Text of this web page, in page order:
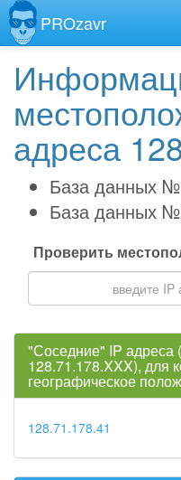
PROzavr
адреса
База данных
База данных
Проверить
"Соседние" IP адреса
128.71.178.XXX), для
географическое
128.71.178.41